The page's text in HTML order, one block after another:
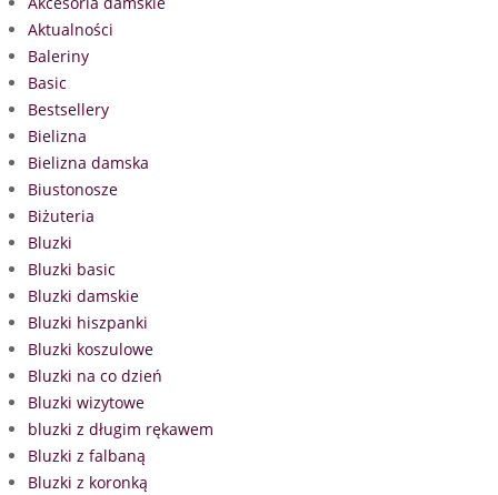
Aktualności
Baleriny
Basic
Bestsellery
Bielizna
Bielizna damska
Biustonosze
Biżuteria
Bluzki
Bluzki basic
Bluzki damskie
Bluzki hiszpanki
Bluzki koszulowe
Bluzki na co dzień
Bluzki wizytowe
bluzki z długim rękawem
Bluzki z falbaną
Bluzki z koronką